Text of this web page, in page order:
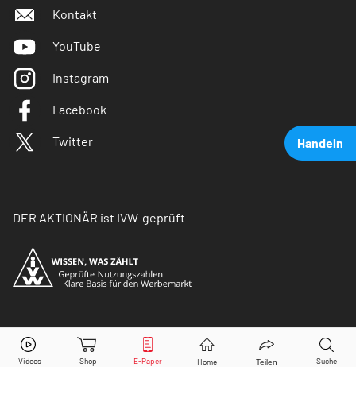
Handeln
Gilead Sciences Aktie jetzt handeln?
Kontakt
YouTube
Instagram
Facebook
Twitter
DER AKTIONÄR ist IVW-geprüft
© Copyright 2026 Börsenmedien AG. Alle Rechte